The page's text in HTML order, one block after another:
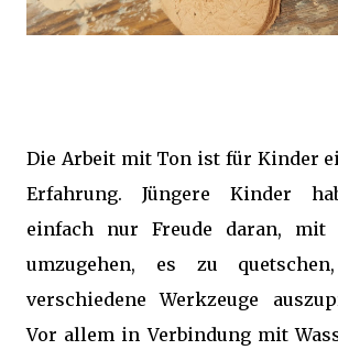
Die Arbeit mit Ton ist für Kinder
Erfahrung. Jüngere Kinder
einfach nur Freude daran, mit
umzugehen, es zu
verschiedene Werkzeuge
Vor allem in Verbindung mit